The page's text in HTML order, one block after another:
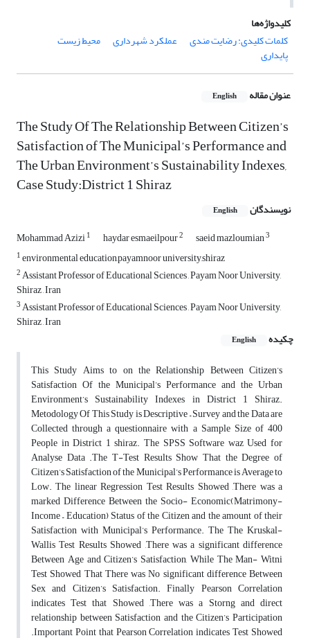
کلیدواژه‌ها
کلمات کلیدی: رضایت مندی
عملکرد شهرداری محیط زیست
پایداری
عنوان مقاله English
The Study Of The Relationship Between Citizen’s
Satisfaction of The Municipal’s Performance and
The Urban Environment’s Sustainability Indexes,
Case Study:District 1 Shiraz
نویسندگان English
Mohammad Azizi1 haydar esmaeilpour2 saeid mazloumian3
1environmental education,payamnoor university,shiraz
2Assistant Professor of Educational Sciences , Payam Noor University,
Shiraz , Iran
3Assistant Professor of Educational Sciences , Payam Noor University,
Shiraz , Iran
چکیده
English
This Study Aims to on the Relationship Between Citizen’s
Satisfaction Of the Municipal’s Performance and the Urban
Environment’s Sustainability Indexes in District 1 Shiraz.
Metodology Of This Study is Descriptive – Survey and the Data are
Collected through a questionnaire with a Sample Size of 400
People in District 1 shiraz. The SPSS Software waz Used for
Analyse Data .The T-Test Results Show That the Degree of
Citizen’s Satisfaction of the Municipal’s Performance is Average to
Low. The linear Regression Test Results Showed ,There was a
marked Difference Between the Socio- Economic(Matrimony-
Income – Education) Status of the Citizen and the amount of their
Satisfaction with Municipal’s Performance. The The Kruskal-
Wallis Test Results Showed ,There was a significant difference
Between Age and Citizen’s Satisfaction, While The Man- Witni
Test Showed That There was No significant difference Between
Sex and Citizen’s Satisfaction. Finally Pearson Correlation
indicates Test that Showed ,There was a Storng and direct
relationship between Satisfaction and the Citizen’s Participation
.Important Point that Pearson Correlation indicates Test Showed